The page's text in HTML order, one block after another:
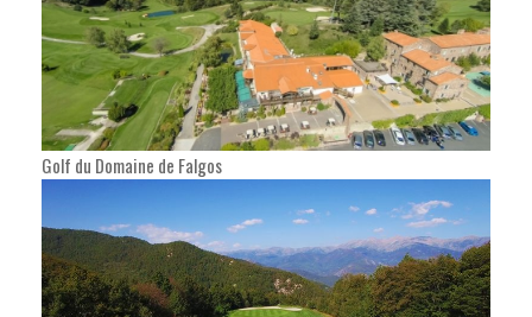
Golf du Domaine de Falgos